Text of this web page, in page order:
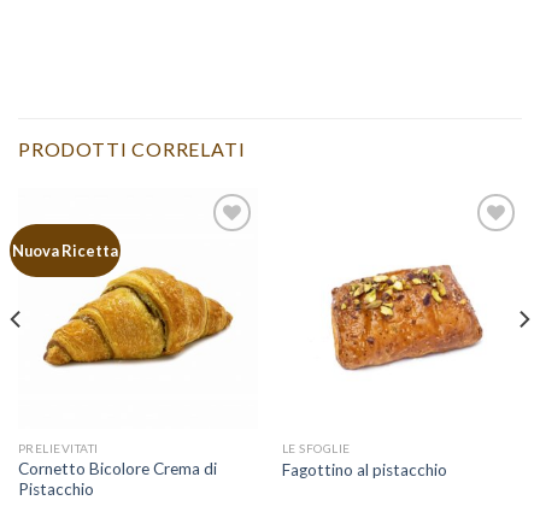
PRODOTTI CORRELATI
Nuova Ricetta
Aggiungi
alla lista
dei
desideri
PRELIEVITATI
Cornetto Bicolore Crema di
Pistacchio
Aggiungi
alla lista
dei
desideri
LE SFOGLIE
Fagottino al pistacchio